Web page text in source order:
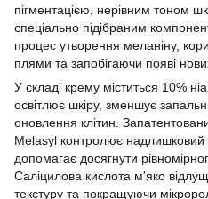
пігментацією, нерівним тоном
спеціально підібраним
процес утворення меланіну,
плями та запобігаючи появі
У складі крему міститься 10%
освітлює шкіру, зменшує
оновлення клітин.
Melasyl контролює надлишковий
допомагає досягнути
Саліцилова кислота м'яко
текстуру та покращуючи